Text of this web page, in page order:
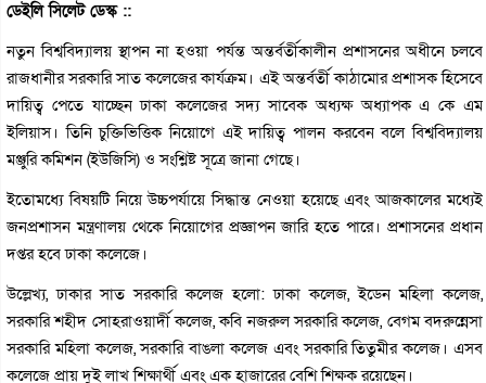
ডেইলি সিলেট ডেস্ক ::
নতুন বিশ্ববিদ্যালয় স্থাপন না হওয়া পর্যন্ত অন্তর্বর্তীকালীন প্রশাসনের অধীনে চলবে
রাজধানীর সরকারি সাত কলেজের কার্যক্রম। এই অন্তর্বর্তী কাঠামোর প্রশাসক হিসেবে
দায়িত্ব পেতে যাচ্ছেন ঢাকা কলেজের সদ্য সাবেক অধ্যক্ষ অধ্যাপক এ কে এম
ইলিয়াস। তিনি চুক্তিভিত্তিক নিয়োগে এই দায়িত্ব পালন করবেন বলে বিশ্ববিদ্যালয়
মঞ্জুরি কমিশন (ইউজিসি) ও সংশ্লিষ্ট সূত্রে জানা গেছে।
ইতোমধ্যে বিষয়টি নিয়ে উচ্চপর্যায়ে সিদ্ধান্ত নেওয়া হয়েছে এবং আজকালের মধ্যেই
জনপ্রশাসন মন্ত্রণালয় থেকে নিয়োগের প্রজ্ঞাপন জারি হতে পারে। প্রশাসনের প্রধান
দপ্তর হবে ঢাকা কলেজে।
উল্লেখ্য, ঢাকার সাত সরকারি কলেজ হলো: ঢাকা কলেজ, ইডেন মহিলা কলেজ,
সরকারি শহীদ সোহরাওয়ার্দী কলেজ, কবি নজরুল সরকারি কলেজ, বেগম বদরুন্নেসা
সরকারি মহিলা কলেজ, সরকারি বাঙলা কলেজ এবং সরকারি তিতুমীর কলেজ। এসব
কলেজে প্রায় দুই লাখ শিক্ষার্থী এবং এক হাজারের বেশি শিক্ষক রয়েছেন।